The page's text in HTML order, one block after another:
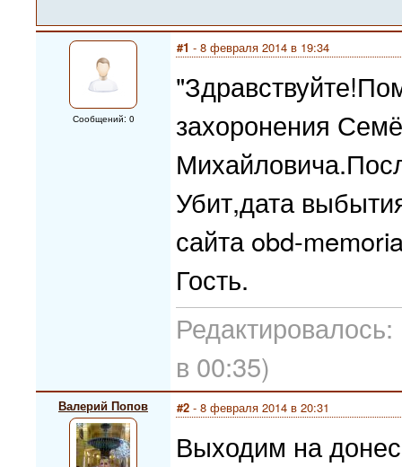
Сообщений: 0
#1 - 8 февраля 2014 в 19:34
захоронения
Убит,дата
сайта obd-
Гость.
в 00:35)
Валерий Попов #2 - 8 февраля 2014 в 20:31
Выходим на